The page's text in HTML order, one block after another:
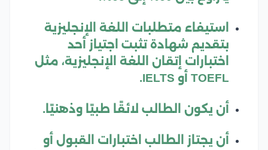
استيفاء متطلبات اللغة الإنجليزية
بتقديم شهادة تثبت اجتياز أحد
اختبارات إتقان اللغة الإنجليزية، مثل
TOEFL أو IELTS.
أن يكون الطالب لائقًا طبيًا وذهنيًا.
أن يجتاز الطالب اختبارات القبول أو